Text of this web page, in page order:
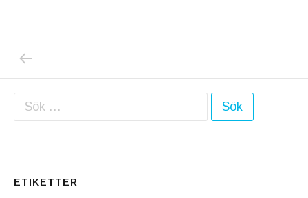
Inläggsnavigering
Sök efter:
ETIKETTER